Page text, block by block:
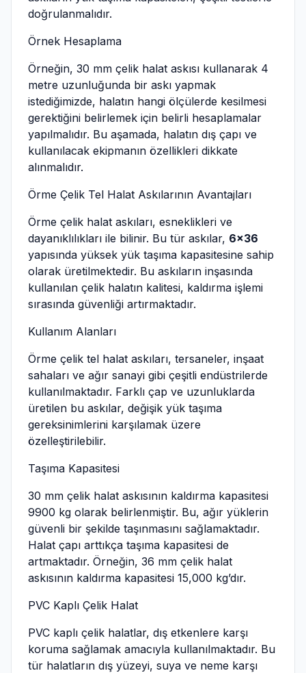
doğrulanmalıdır.
Örnek Hesaplama
Örneğin, 30 mm çelik halat askısı kullanarak 4
metre uzunluğunda bir askı yapmak
istediğimizde, halatın hangi ölçülerde kesilmesi
gerektiğini belirlemek için belirli hesaplamalar
yapılmalıdır. Bu aşamada, halatın dış çapı ve
kullanılacak ekipmanın özellikleri dikkate
alınmalıdır.
Örme Çelik Tel Halat Askılarının Avantajları
Örme çelik halat askıları, esneklikleri ve
dayanıklılıkları ile bilinir. Bu tür askılar, 6×36
yapısında yüksek yük taşıma kapasitesine sahip
olarak üretilmektedir. Bu askıların inşasında
kullanılan çelik halatın kalitesi, kaldırma işlemi
sırasında güvenliği artırmaktadır.
Kullanım Alanları
Örme çelik tel halat askıları, tersaneler, inşaat
sahaları ve ağır sanayi gibi çeşitli endüstrilerde
kullanılmaktadır. Farklı çap ve uzunluklarda
üretilen bu askılar, değişik yük taşıma
gereksinimlerini karşılamak üzere
özelleştirilebilir.
Taşıma Kapasitesi
30 mm çelik halat askısının kaldırma kapasitesi
9900 kg olarak belirlenmiştir. Bu, ağır yüklerin
güvenli bir şekilde taşınmasını sağlamaktadır.
Halat çapı arttıkça taşıma kapasitesi de
artmaktadır. Örneğin, 36 mm çelik halat
askısının kaldırma kapasitesi 15,000 kg’dır.
PVC Kaplı Çelik Halat
PVC kaplı çelik halatlar, dış etkenlere karşı
koruma sağlamak amacıyla kullanılmaktadır. Bu
tür halatların dış yüzeyi, suya ve neme karşı